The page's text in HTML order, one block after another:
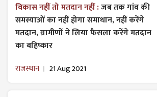
विकास नहीं तो मतदान नहीं :जब तक गांव की
समस्याओं का नहीं होगा समाधान, नहीं करेंगे
मतदान, ग्रामीणों ने लिया फैसला करेंगे मतदान
का बहिष्कार
राजस्थान 21 Aug 2021